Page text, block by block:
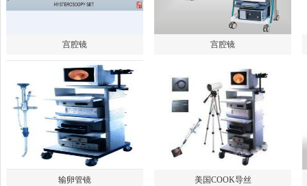
宫腔镜 宫腔镜
输卵管镜 美国COOK导丝